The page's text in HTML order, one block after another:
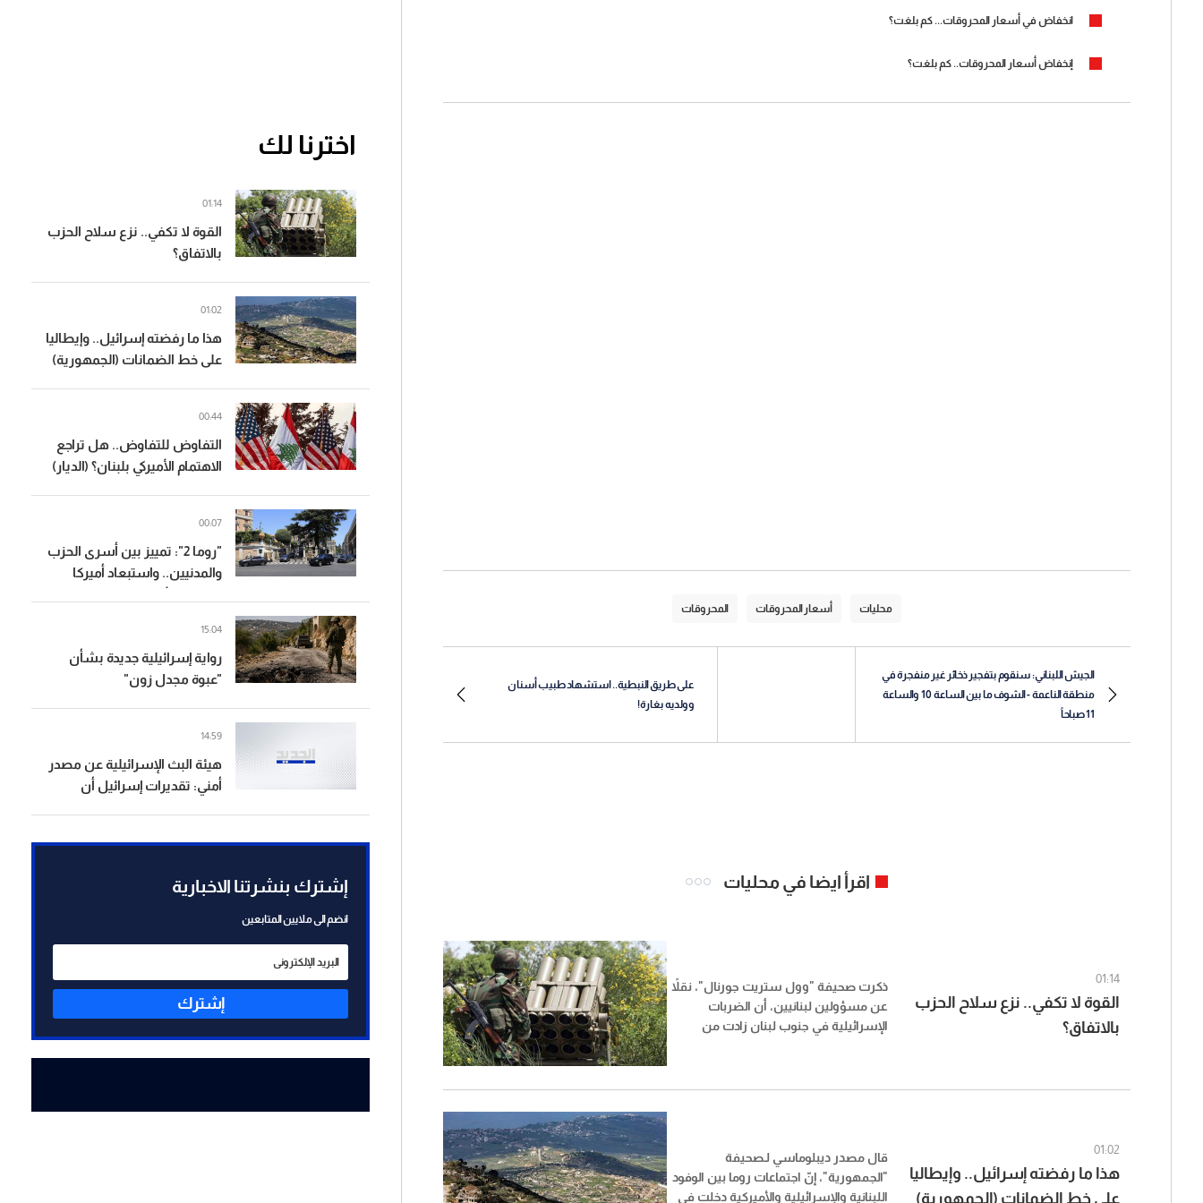
انخفاض في أسعار المحروقات... كم بلغت؟
إنخفاض أسعار المحروقات.. كم بلغت؟
محليات أسعار المحروقات المحروقات
الجيش اللبناني: سنقوم بتفجير ذخائر غير منفجرة في
منطقة الناعمة - الشوف ما بين الساعة 10 والساعة
11 صباحاً
على طريق النبطية.. استشهاد طبيب أسنان
وولديه بغارة!
اقرأ ايضا في محليات
01:14
القوة لا تكفي.. نزع سلاح الحزب
بالاتفاق؟
ذكرت صحيفة "​وول ستريت جورنال​"، نقلاً
عن مسؤولين ​لبنانيين، أن الضربات
الإسرائيلية في جنوب لبنان زادت من
01:02
هذا ما رفضته إسرائيل.. وإيطاليا
على خط الضمانات (الجمهورية)
قال مصدر ديبلوماسي لـصحيفة
"الجمهورية"، إنّ اجتماعات روما بين الوفود
اللبنانية والإسرائيلية والأميركية دخلت في
اخترنا لك
القوة لا تكفي.. نزع سلاح الحزب
بالاتفاق؟
01:14
هذا ما رفضته إسرائيل.. وإيطاليا
على خط الضمانات (الجمهورية)
01:02
التفاوض للتفاوض.. هل تراجع
الاهتمام الأميركي بلبنان؟ (الديار)
00:44
"روما 2": تمييز بين أسرى الحزب
والمدنيين.. واستبعاد أميركا
00:07
رواية إسرائيلية جديدة بشأن
"عبوة مجدل زون"
15:04
هيئة البث الإسرائيلية عن مصدر
أمني: تقديرات إسرائيل أن
14:59
إشترك بنشرتنا الاخبارية
انضم الى ملايين المتابعين
إشترك